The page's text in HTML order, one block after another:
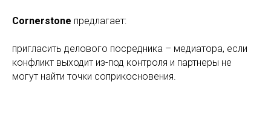
Cornerstone предлагает:
пригласить делового посредника – медиатора, если
конфликт выходит из-под контроля и партнеры не
могут найти точки соприкосновения.